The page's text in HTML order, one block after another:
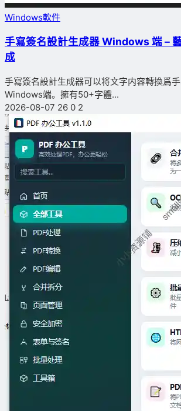
Windows軟件
手寫簽名設計生成器 Windows 端 –
成
手寫簽名設計生成器可以将文字内容轉換爲
Windows端。擁有50+字體...
2026-08-07 26 0 2